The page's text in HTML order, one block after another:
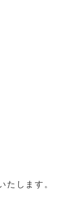
たします。